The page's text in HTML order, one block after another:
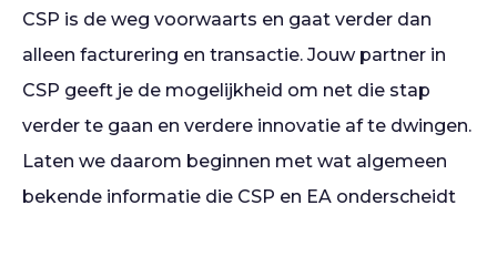
CSP is de weg voorwaarts en gaat verder dan
alleen facturering en transactie. Jouw partner in
CSP geeft je de mogelijkheid om net die stap
verder te gaan en verdere innovatie af te dwingen.
Laten we daarom beginnen met wat algemeen
bekende informatie die CSP en EA onderscheidt